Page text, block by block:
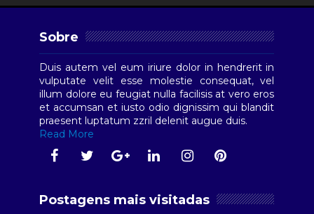
Sobre
Duis autem vel eum iriure dolor in hendrerit in
vulputate velit esse molestie consequat, vel
illum dolore eu feugiat nulla facilisis at vero eros
et accumsan et iusto odio dignissim qui blandit
praesent luptatum zzril delenit augue duis.
Read More
Postagens mais visitadas